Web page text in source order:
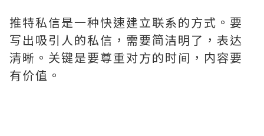
推特私信是一种快速建立联系的方式。要
写出吸引人的私信，需要简洁明了，表达
清晰。关键是要尊重对方的时间，内容要
有价值。